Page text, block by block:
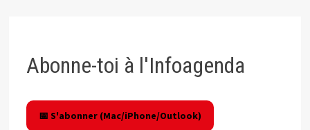
Abonne-toi à l'Infoagenda
📅 S'abonner (Mac/iPhone/Outlook)